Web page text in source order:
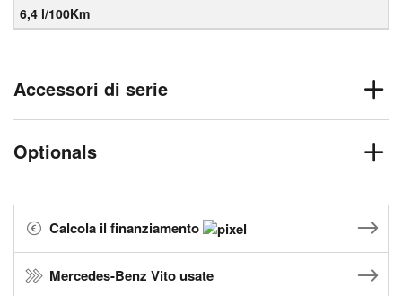
6,4 l/100Km
Accessori di serie
Optionals
Calcola il finanziamento
Mercedes-Benz Vito usate